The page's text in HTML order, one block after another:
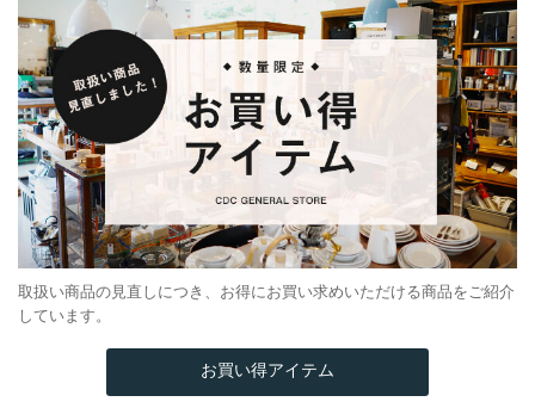
取扱い商品の見直しにつき、お得にお買い求めいただける商品をご紹介
しています。
お買い得アイテム